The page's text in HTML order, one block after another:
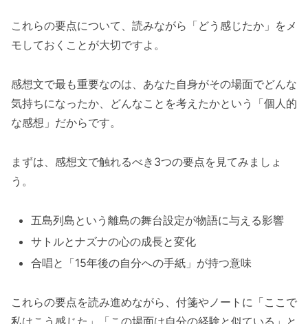
これらの要点について、読みながら「どう感じたか」をメ
モしておくことが大切ですよ。
感想文で最も重要なのは、あなた自身がその場面でどんな
気持ちになったか、どんなことを考えたかという「個人的
な感想」だからです。
まずは、感想文で触れるべき3つの要点を見てみましょ
う。
五島列島という離島の舞台設定が物語に与える影響
サトルとナズナの心の成長と変化
合唱と「15年後の自分への手紙」が持つ意味
これらの要点を読み進めながら、付箋やノートに「ここで
私はこう感じた」「この場面は自分の経験と似ている」と